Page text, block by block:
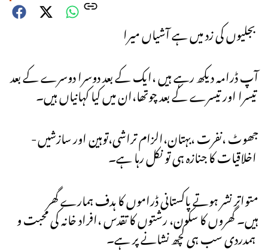
آپ ڈرامہ دیکھ رہے ہیں ،ایک کے بعد دوسرا دوسرے کے بعد
تیسرا اور تیسرے کے بعد چوتھا،ان میں کیا کہانیاں ہیں۔
جھوٹ ،نفرت ،بہتان،الزام تراشی،توہین اور سازشیں -
متواتر نشر ہوتے پاکستانی ڈراموں کا ہدف ہمارے گھر
ہیں۔ گھروں کا سکون، رشتوں کا تقدس ،افراد خانہ کی محبت و
ہمدردی سب ہی کچھ نشانے پر ہے۔